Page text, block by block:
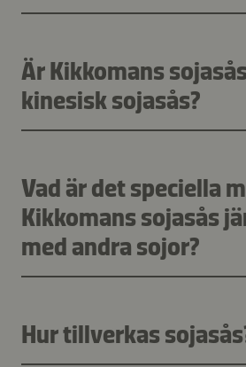
Är Kikkomans
kinesisk sojasås?
Vad är det speciella
Kikkomans sojasås
med andra sojor?
Hur tillverkas